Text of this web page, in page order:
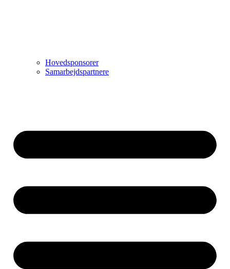
Hovedsponsorer
Samarbejdspartnere